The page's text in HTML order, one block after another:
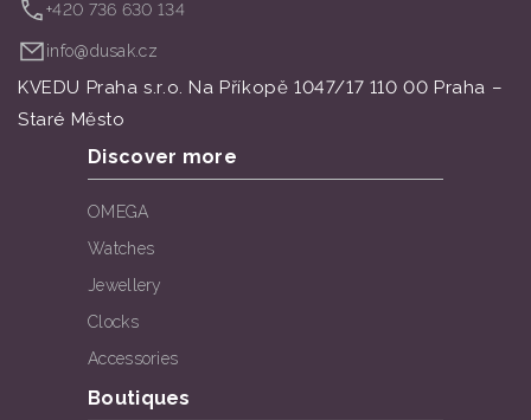
+420 736 630 134
info@dusak.cz
KVEDU Praha s.r.o. Na Příkopě 1047/17 110 00 Praha –
Staré Město
Discover more
OMEGA
Watches
Jewellery
Clocks
Accessories
Boutiques